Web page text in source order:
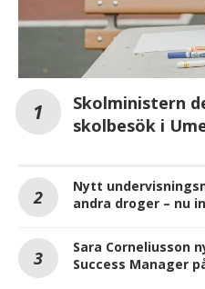
Skolministern
skolbesök i
Nytt
andra droger – nu
Sara Corneliusson
Success Manager